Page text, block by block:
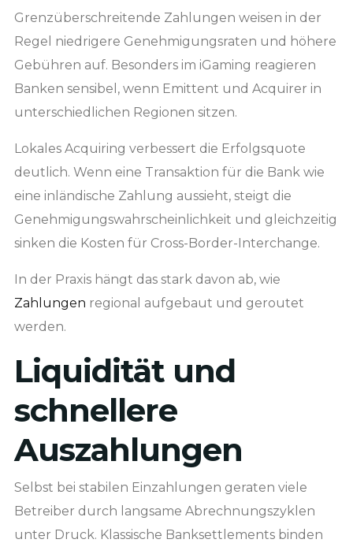
Grenzüberschreitende Zahlungen weisen in der
Regel niedrigere Genehmigungsraten und höhere
Gebühren auf. Besonders im iGaming reagieren
Banken sensibel, wenn Emittent und Acquirer in
unterschiedlichen Regionen sitzen.
Lokales Acquiring verbessert die Erfolgsquote
deutlich. Wenn eine Transaktion für die Bank wie
eine inländische Zahlung aussieht, steigt die
Genehmigungswahrscheinlichkeit und gleichzeitig
sinken die Kosten für Cross-Border-Interchange.
In der Praxis hängt das stark davon ab, wie
Zahlungen regional aufgebaut und geroutet
werden.
Liquidität und
schnellere
Auszahlungen
Selbst bei stabilen Einzahlungen geraten viele
Betreiber durch langsame Abrechnungszyklen
unter Druck. Klassische Banksettlements binden